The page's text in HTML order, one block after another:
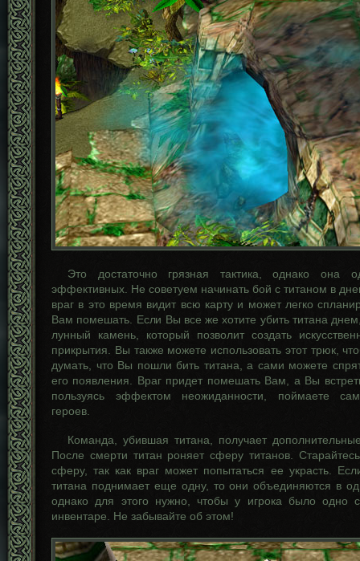
Это достаточно грязная тактика, однако она
эффективных. Не советуем начинать бой с титаном в
враг в это время видит всю карту и может легко
Вам помешать. Если Вы все же хотите убить титана
лунный камень, который позволит создать
прикрытия. Вы также можете использовать этот трюк,
думать, что Вы пошли бить титана, а сами можете
его появления. Враг придет помешать Вам, а Вы
пользуясь эффектом неожиданности, поймаете
героев.
Команда, убившая титана, получает
После смерти титан роняет сферу титанов.
сферу, так как враг может попытаться ее украсть.
титана поднимает еще одну, то они объединяются в
однако для этого нужно, чтобы у игрока было одно
инвентаре. Не забывайте об этом!